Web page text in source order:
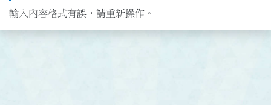
輸入內容格式有誤，請重新操作。